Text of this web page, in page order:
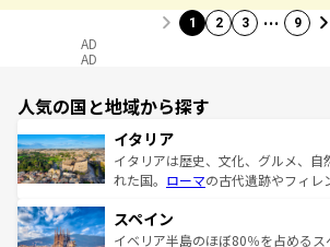
1 2 3 … 9
AD
AD
人気の国と地域から探す
イタリア
イタリアは歴史、文化、グルメ、自
れた国。 ローマの古代遺跡やフィレ
ろん、トスカーナの美しい田園風景
景など、自然景観も見逃せない。観
スペイン
イベリア半島のほぼ80％を占める